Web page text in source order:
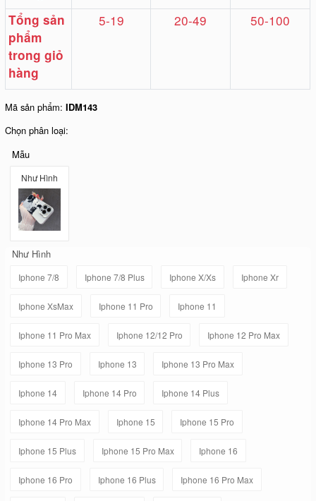
Tổng sản
phẩm
trong giỏ
hàng
5-19 20-49 50-100
Mã sản phẩm:IDM143
Chọn phân loại:
Mẫu
Như Hình
Như Hình
Iphone 7/8 Iphone 7/8 Plus Iphone X/Xs Iphone Xr
Iphone XsMax Iphone 11 Pro Iphone 11
Iphone 11 Pro Max Iphone 12/12 Pro Iphone 12 Pro Max
Iphone 13 Pro Iphone 13 Iphone 13 Pro Max
Iphone 14 Iphone 14 Pro Iphone 14 Plus
Iphone 14 Pro Max Iphone 15 Iphone 15 Pro
Iphone 15 Plus Iphone 15 Pro Max Iphone 16
Iphone 16 Pro Iphone 16 Plus Iphone 16 Pro Max